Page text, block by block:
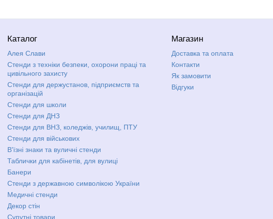
Каталог
Алея Слави
Стенди з техніки безпеки, охорони праці та
цивільного захисту
Стенди для держустанов, підприємств та
організацій
Стенди для школи
Стенди для ДНЗ
Стенди для ВНЗ, коледжів, училищ, ПТУ
Стенди для військових
В'їзні знаки та вуличні стенди
Таблички для кабінетів, для вулиці
Банери
Стенди з державною символікою України
Медичні стенди
Декор стін
Супутні товари
Магазин
Доставка та оплата
Контакти
Як замовити
Відгуки